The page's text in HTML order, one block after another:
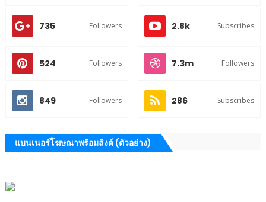
735 Followers 2.8k Subscribes
524 Followers 7.3m Followers
849 Followers 286 Subscribes
แบนเนอร์โฆษณาพร้อมลิงค์ (ตัวอย่าง)